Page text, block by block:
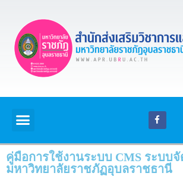
คู่มือการใช้งานระบบ CMS ระบบ
มหาวิทยาลัยราชภัฏอุบลราชธานี